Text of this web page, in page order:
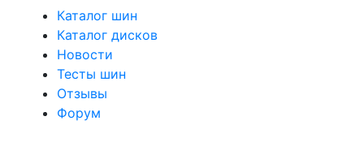
Каталог шин
Каталог дисков
Новости
Тесты шин
Отзывы
Форум